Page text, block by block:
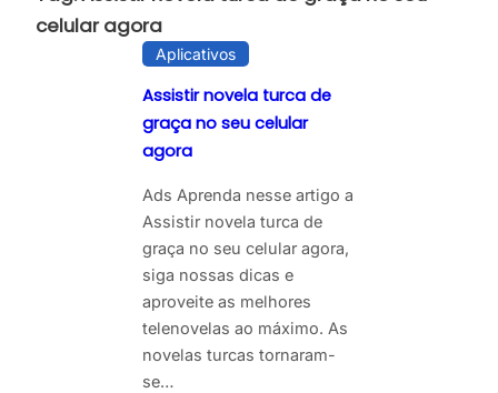
celular agora
Aplicativos
Assistir novela turca de
graça no seu celular
agora
Ads Aprenda nesse artigo a
Assistir novela turca de
graça no seu celular agora,
siga nossas dicas e
aproveite as melhores
telenovelas ao máximo. As
novelas turcas tornaram-
se…